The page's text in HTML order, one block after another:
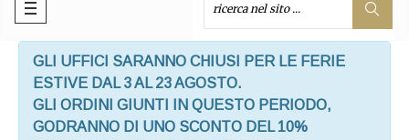
GLI UFFICI SARANNO CHIUSI PER LE FERIE
ESTIVE DAL 3 AL 23 AGOSTO.
GLI ORDINI GIUNTI IN QUESTO PERIODO,
GODRANNO DI UNO SCONTO DEL 10%